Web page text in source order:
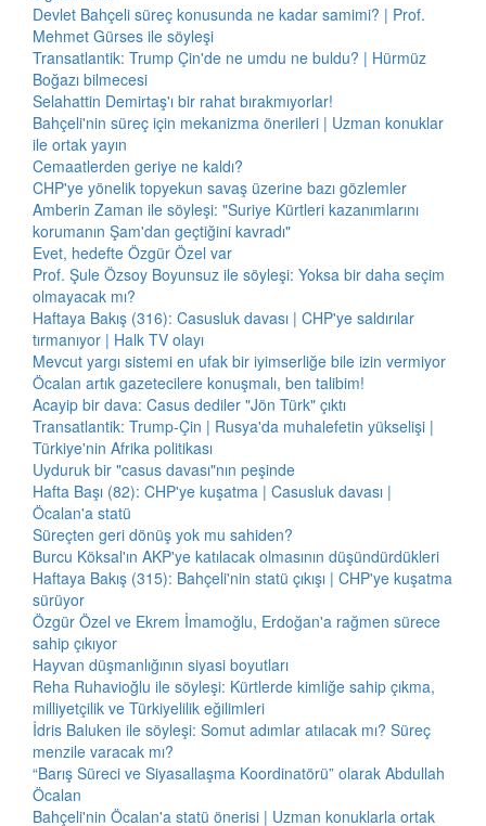
Devlet Bahçeli süreç konusunda ne kadar samimi? | Prof.
Mehmet Gürses ile söyleşi
Transatlantik: Trump Çin'de ne umdu ne buldu? | Hürmüz
Boğazı bilmecesi
Selahattin Demirtaş'ı bir rahat bırakmıyorlar!
Bahçeli'nin süreç için mekanizma önerileri | Uzman konuklar
ile ortak yayın
Cemaatlerden geriye ne kaldı?
CHP'ye yönelik topyekun savaş üzerine bazı gözlemler
Amberin Zaman ile söyleşi: "Suriye Kürtleri kazanımlarını
korumanın Şam'dan geçtiğini kavradı"
Evet, hedefte Özgür Özel var
Prof. Şule Özsoy Boyunsuz ile söyleşi: Yoksa bir daha seçim
olmayacak mı?
Haftaya Bakış (316): Casusluk davası | CHP'ye saldırılar
tırmanıyor | Halk TV olayı
Mevcut yargı sistemi en ufak bir iyimserliğe bile izin vermiyor
Öcalan artık gazetecilere konuşmalı, ben talibim!
Acayip bir dava: Casus dediler "Jön Türk" çıktı
Transatlantik: Trump-Çin | Rusya'da muhalefetin yükselişi |
Türkiye'nin Afrika politikası
Uyduruk bir "casus davası"nın peşinde
Hafta Başı (82): CHP'ye kuşatma | Casusluk davası |
Öcalan'a statü
Süreçten geri dönüş yok mu sahiden?
Burcu Köksal'ın AKP'ye katılacak olmasının düşündürdükleri
Haftaya Bakış (315): Bahçeli'nin statü çıkışı | CHP'ye kuşatma
sürüyor
Özgür Özel ve Ekrem İmamoğlu, Erdoğan'a rağmen sürece
sahip çıkıyor
Hayvan düşmanlığının siyasi boyutları
Reha Ruhavioğlu ile söyleşi: Kürtlerde kimliğe sahip çıkma,
milliyetçilik ve Türkiyelilik eğilimleri
İdris Baluken ile söyleşi: Somut adımlar atılacak mı? Süreç
menzile varacak mı?
“Barış Süreci ve Siyasallaşma Koordinatörü” olarak Abdullah
Öcalan
Bahçeli'nin Öcalan'a statü önerisi | Uzman konuklarla ortak